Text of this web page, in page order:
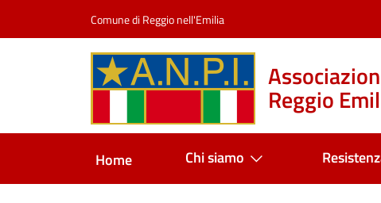
Comune di Reggio nell'Emilia
Reggio
Home Chi siamo